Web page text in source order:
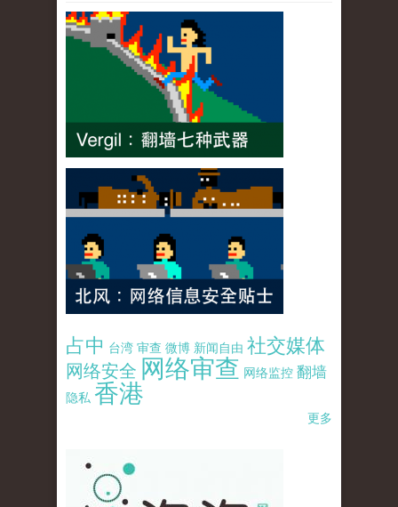
占中 台湾 审查 微博 新闻自由 社交媒体
网络安全 网络审查 网络监控 翻墙
隐私 香港
更多
pao-pao-banner-mirror-site-120814.jpg